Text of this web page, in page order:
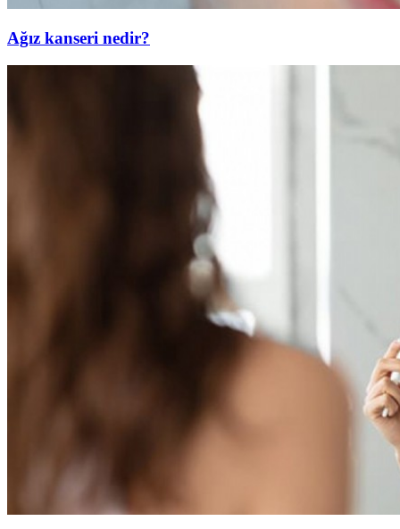
Ağız kanseri nedir?